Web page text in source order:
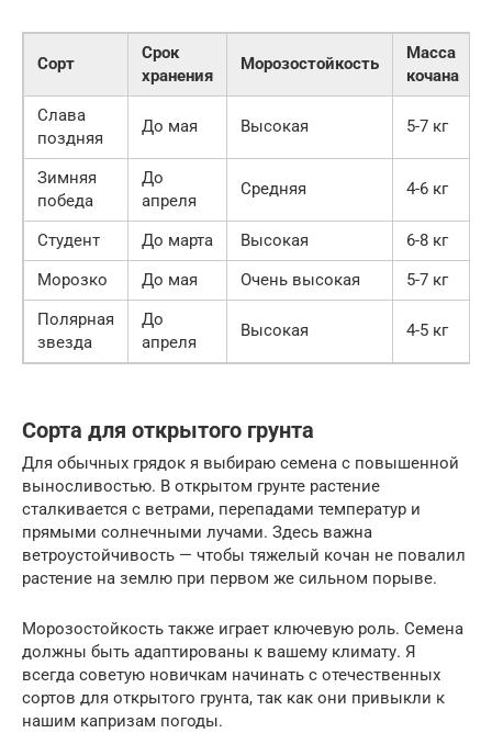
Сорт
Срок
хранения
Морозостойкость
Масса
кочана
Слава
поздняя
До мая Высокая 5-7 кг
Зимняя
победа
До
апреля
Средняя 4-6 кг
Студент До марта Высокая
6-8 кг
Морозко
До мая Очень высокая
5-7 кг
Полярная
звезда
До
апреля
Высокая 4-5 кг
Сорта для открытого грунта
Для обычных грядок я выбираю семена с повышенной
выносливостью. В открытом грунте растение
сталкивается с ветрами, перепадами температур и
прямыми солнечными лучами. Здесь важна
ветроустойчивость — чтобы тяжелый кочан не повалил
растение на землю при первом же сильном порыве.
Морозостойкость также играет ключевую роль. Семена
должны быть адаптированы к вашему климату. Я
всегда советую новичкам начинать с отечественных
сортов для открытого грунта, так как они привыкли к
нашим капризам погоды.